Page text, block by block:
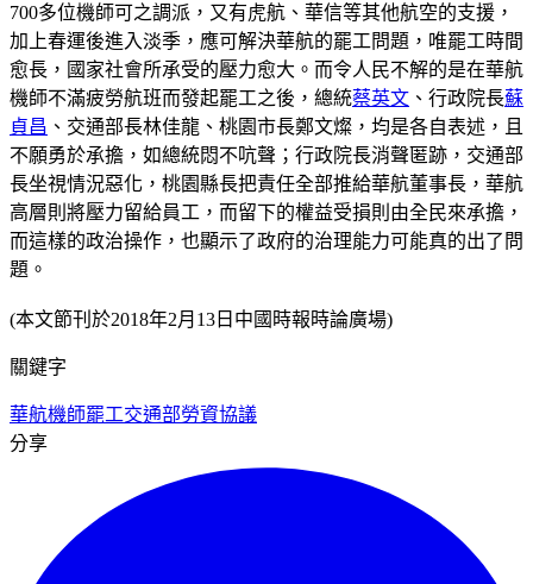
700多位機師可之調派，又有虎航、華信等其他航空的支援，
加上春運後進入淡季，應可解決華航的罷工問題，唯罷工時間
愈長，國家社會所承受的壓力愈大。而令人民不解的是在華航
機師不滿疲勞航班而發起罷工之後，總統蔡英文 、行政院長蘇
貞昌 、交通部長林佳龍、桃園市長鄭文燦，均是各自表述，且
不願勇於承擔，如總統悶不吭聲；行政院長消聲匿跡，交通部
長坐視情況惡化，桃園縣長把責任全部推給華航董事長，華航
高層則將壓力留給員工，而留下的權益受損則由全民來承擔，
而這樣的政治操作，也顯示了政府的治理能力可能真的出了問
題。
(本文節刊於2018年2月13日中國時報時論廣場)
關鍵字
華航機師罷工交通部勞資協議
分享